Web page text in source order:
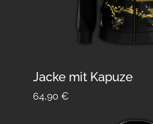
Jacke mit Kapuze
64,90 €